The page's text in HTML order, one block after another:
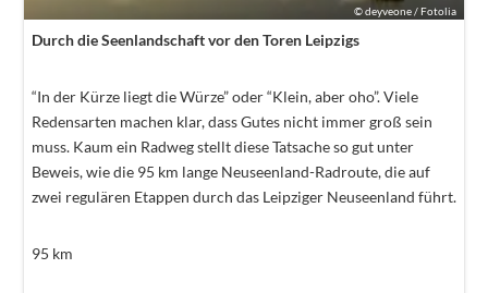
©deyveone / Fotolia
Durch die Seenlandschaft vor den Toren Leipzigs
“In der Kürze liegt die Würze” oder “Klein, aber oho”. Viele
Redensarten machen klar, dass Gutes nicht immer groß sein
muss. Kaum ein Radweg stellt diese Tatsache so gut unter
Beweis, wie die 95 km lange Neuseenland-Radroute, die auf
zwei regulären Etappen durch das Leipziger Neuseenland führt.
95 km